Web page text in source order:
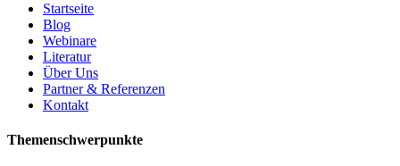
Startseite
Blog
Webinare
Literatur
Über Uns
Partner & Referenzen
Kontakt
Themenschwerpunkte